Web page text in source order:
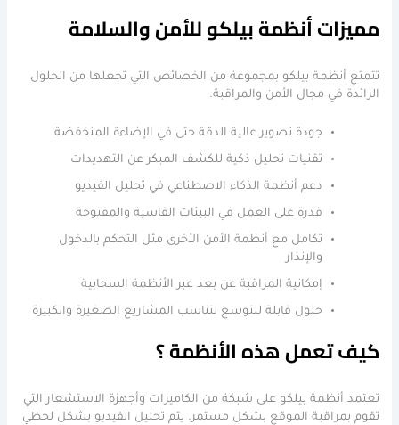
مميزات أنظمة بيلكو للأمن والسلامة
تتمتع أنظمة بيلكو بمجموعة من الخصائص التي تجعلها من الحلول
الرائدة في مجال الأمن والمراقبة.
جودة تصوير عالية الدقة حتى في الإضاءة المنخفضة
تقنيات تحليل ذكية للكشف المبكر عن التهديدات
دعم أنظمة الذكاء الاصطناعي في تحليل الفيديو
قدرة على العمل في البيئات القاسية والمفتوحة
تكامل مع أنظمة الأمن الأخرى مثل التحكم بالدخول
والإنذار
إمكانية المراقبة عن بعد عبر الأنظمة السحابية
حلول قابلة للتوسع لتناسب المشاريع الصغيرة والكبيرة
كيف تعمل هذه الأنظمة ؟
تعتمد أنظمة بيلكو على شبكة من الكاميرات وأجهزة الاستشعار التي
تقوم بمراقبة الموقع بشكل مستمر. يتم تحليل الفيديو بشكل لحظي